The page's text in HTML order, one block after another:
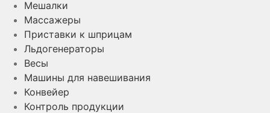
Мешалки
Массажеры
Приставки к шприцам
Льдогенераторы
Весы
Машины для навешивания
Конвейер
Контроль продукции